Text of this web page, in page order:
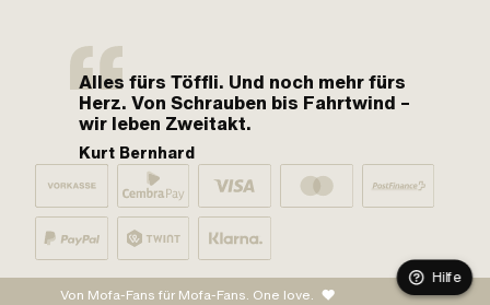
Alles fürs Töffli. Und noch mehr fürs
Herz. Von Schrauben bis Fahrtwind –
wir leben Zweitakt.
Kurt Bernhard
Von Mofa-Fans für Mofa-Fans. One love.
Hilfe